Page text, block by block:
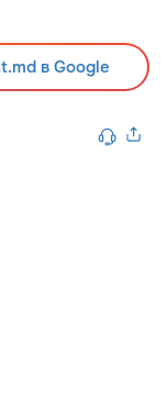
в Google